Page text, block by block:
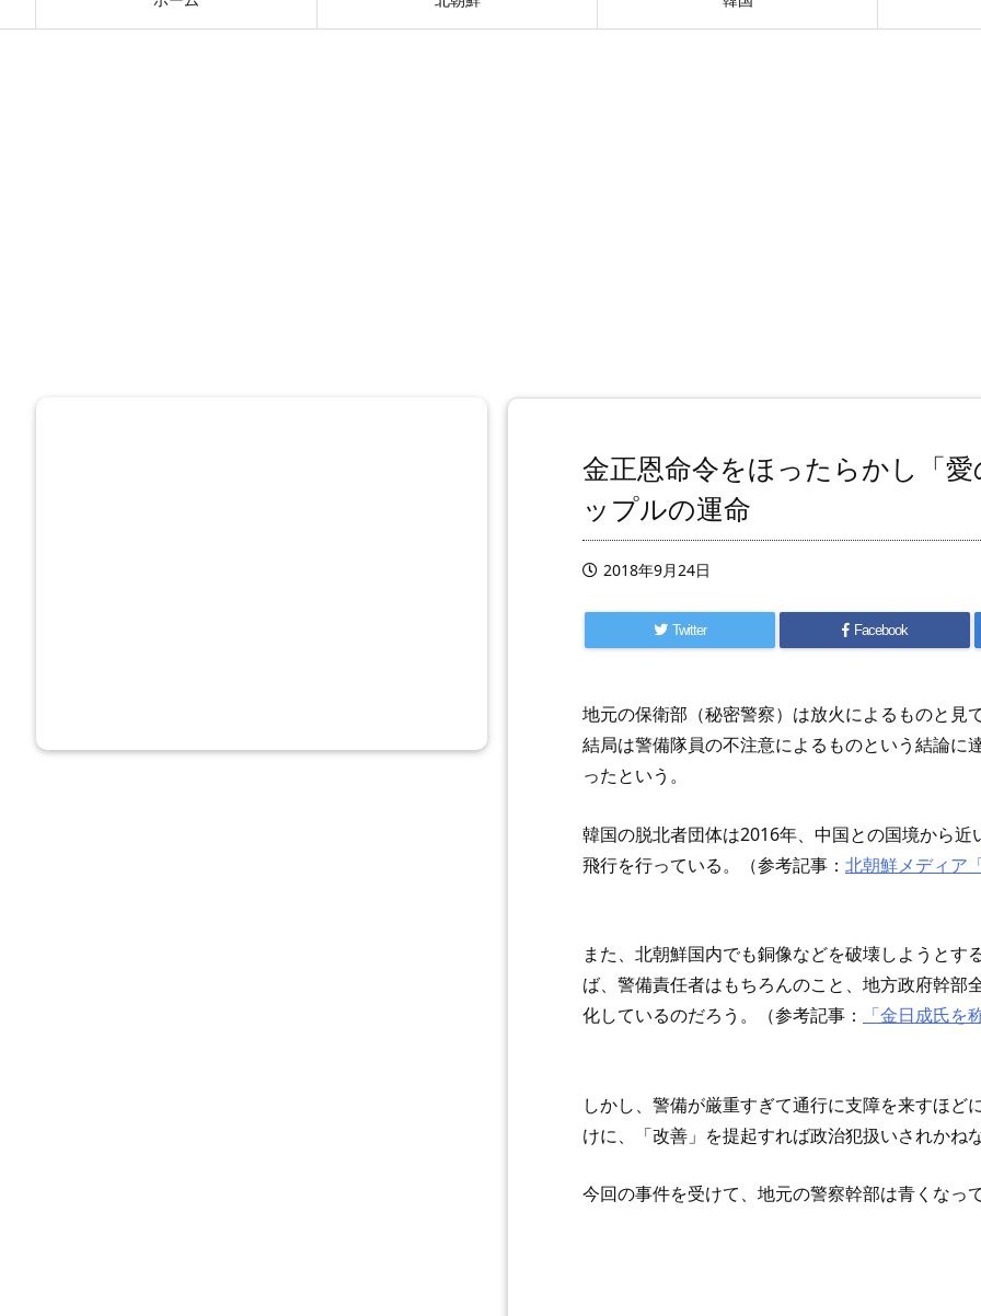
金正恩命令をほったらかし「
ップルの運命
2018年9月24日
Twitter Facebook
地元の保衛部（秘密警察）は放火によるものと見
結局は警備隊員の不注意によるものという結論に
ったという。
韓国の脱北者団体は2016年、中国との国境から
飛行を行っている。（参考記事： 北朝鮮メディア
また、北朝鮮国内でも銅像などを破壊しようと
ば、警備責任者はもちろんのこと、地方政府幹
化しているのだろう。（参考記事：
「金日成氏
しかし、警備が厳重すぎて通行に支障を来すほ
けに、「改善」を提起すれば政治犯扱いされかね
今回の事件を受けて、地元の警察幹部は青くなって